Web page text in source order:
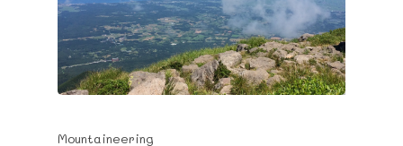
Mountaineering